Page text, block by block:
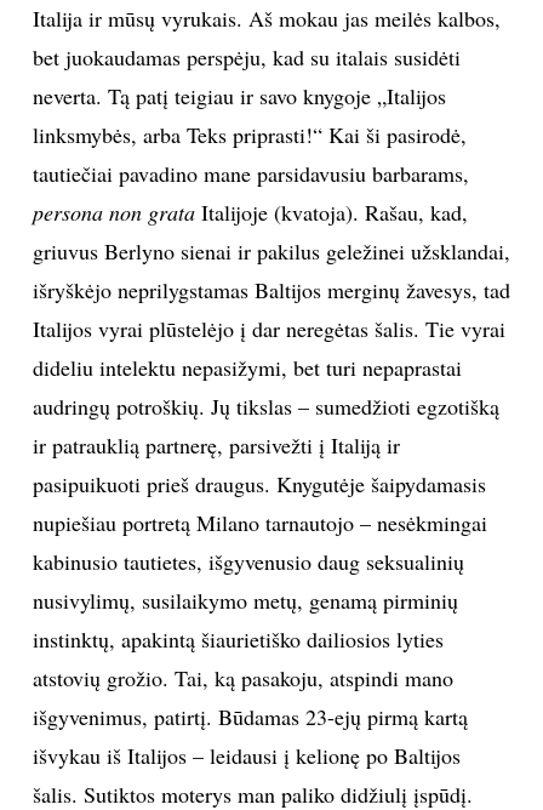
Italija ir mūsų vyrukais. Aš mokau jas meilės kalbos,
bet juokaudamas perspėju, kad su italais susidėti
neverta. Tą patį teigiau ir savo knygoje „Italijos
linksmybės, arba Teks priprasti!“ Kai ši pasirodė,
tautiečiai pavadino mane parsidavusiu barbarams,
persona non grataItalijoje (kvatoja). Rašau, kad,
griuvus Berlyno sienai ir pakilus geležinei užsklandai,
išryškėjo neprilygstamas Baltijos merginų žavesys, tad
Italijos vyrai plūstelėjo į dar neregėtas šalis. Tie vyrai
dideliu intelektu nepasižymi, bet turi nepaprastai
audringų potroškių. Jų tikslas – sumedžioti egzotišką
ir patrauklią partnerę, parsivežti į Italiją ir
pasipuikuoti prieš draugus. Knygutėje šaipydamasis
nupiešiau portretą Milano tarnautojo – nesėkmingai
kabinusio tautietes, išgyvenusio daug seksualinių
nusivylimų, susilaikymo metų, genamą pirminių
instinktų, apakintą šiaurietiško dailiosios lyties
atstovių grožio. Tai, ką pasakoju, atspindi mano
išgyvenimus, patirtį. Būdamas 23-ejų pirmą kartą
išvykau iš Italijos – leidausi į kelionę po Baltijos
šalis. Sutiktos moterys man paliko didžiulį įspūdį.